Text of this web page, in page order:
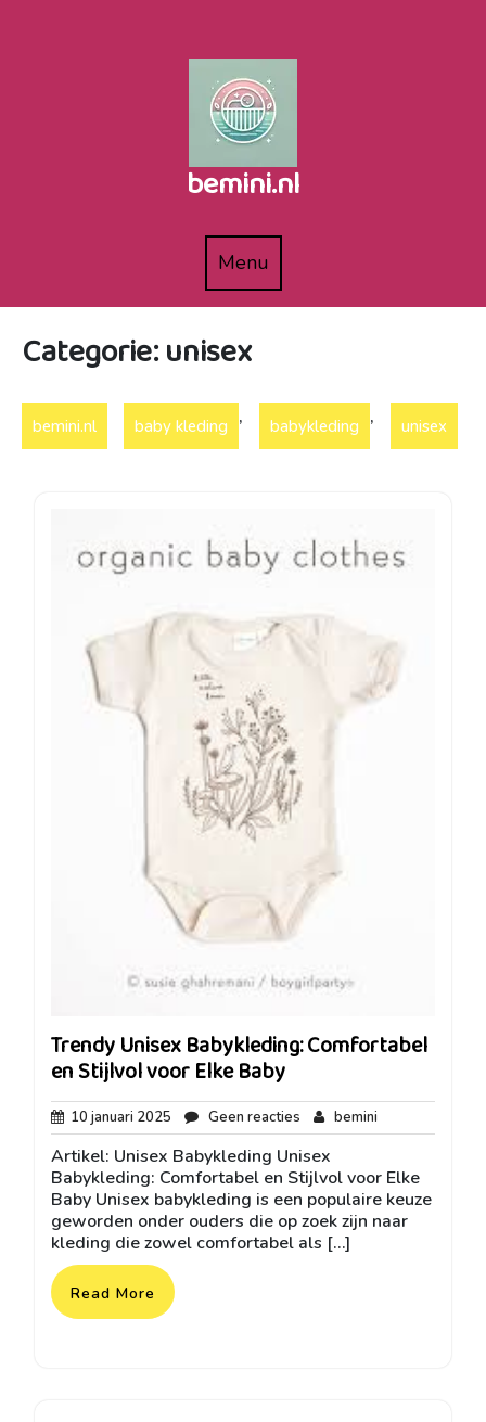
bemini.nl
MenuMenu
Categorie:unisex
bemini.nl baby kleding , babykleding , unisex
Trendy Unisex Babykleding: Comfortabel
en Stijlvol voor Elke Baby
10 januari 2025 10
januari
2025
Geen reacties Geen
reacties
bemini
Artikel: Unisex Babykleding Unisex
Babykleding: Comfortabel en Stijlvol voor Elke
Baby Unisex babykleding is een populaire keuze
geworden onder ouders die op zoek zijn naar
kleding die zowel comfortabel als […]
Read More